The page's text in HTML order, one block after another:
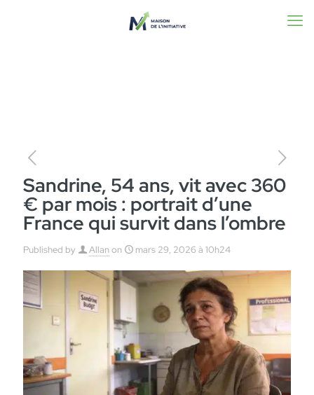
Sandrine, 54 ans, vit avec 360
€ par mois : portrait d’une
France qui survit dans l’ombre
Published by Allanon mars 29, 2026 à 10h24